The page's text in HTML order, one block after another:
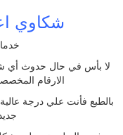
شكاوي
لا بأس في حال حدوث أي
الارقام
بالطبع فأنت علي درجة